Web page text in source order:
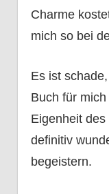
Charme
mich so bei
Es ist
Buch für
Eigenheit
definitiv
begeistern.